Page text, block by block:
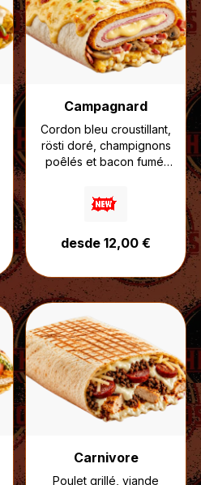
Campagnard
Cordon bleu croustillant,
rösti doré, champignons
poêlés et bacon fumé,
fromagère puis gratinés
à la raclette.
réconfortante, pensée
fromage et de textures
généreuses.
desde 12,00 €
Carnivore
Poulet grillé, viande